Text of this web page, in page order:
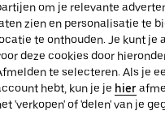
Inc.
om je relevante
zien en personalisatie te
te onthouden. Je kunt je
deze cookies door
te selecteren. Als je
hebt, kun je je hier
'verkopen' of 'delen' van je